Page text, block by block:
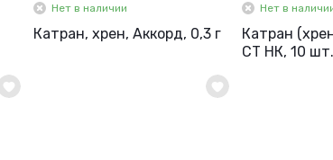
Нет в наличии
Катран, хрен, Аккорд, 0,3 г
Нет в
Катран
СТ НК, 10 шт.